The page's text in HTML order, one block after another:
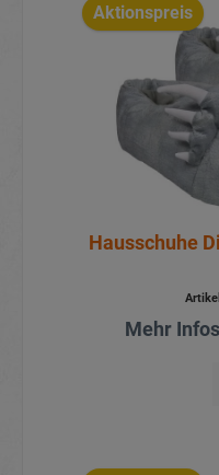
Aktionspreis
Hausschuhe
Mehr